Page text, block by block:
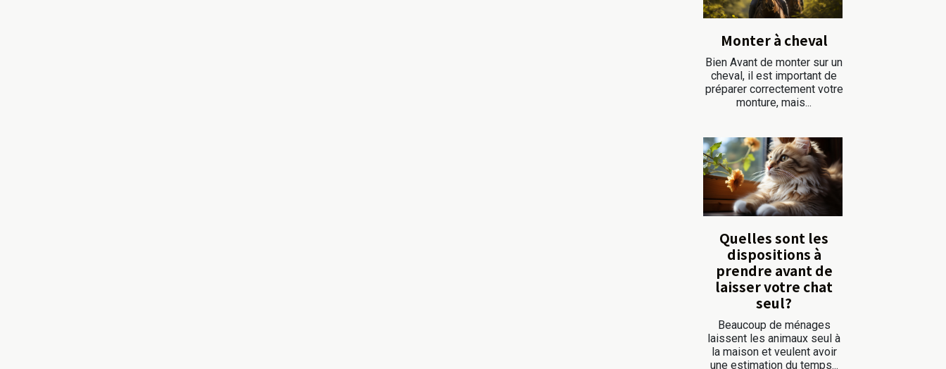
Monter à cheval
Bien Avant de monter sur un
cheval, il est important de
préparer correctement votre
monture, mais...
Quelles sont les
dispositions à
prendre avant de
laisser votre chat
seul?
Beaucoup de ménages
laissent les animaux seul à
la maison et veulent avoir
une estimation du temps...